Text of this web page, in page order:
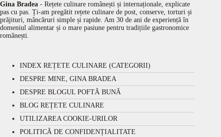
Gina Bradea - Rețete culinare românești și internaționale, explicate
pas cu pas. Ți-am pregătit rețete culinare de post, conserve, torturi și
prăjituri, mâncăruri simple și rapide. Am 30 de ani de experiență în
domeniul alimentar și o mare pasiune pentru tradițiile gastronomice
românești.
INDEX REȚETE CULINARE (CATEGORII)
DESPRE MINE, GINA BRADEA
DESPRE BLOGUL POFTĂ BUNĂ
BLOG REȚETE CULINARE
UTILIZAREA COOKIE-URILOR
POLITICĂ DE CONFIDENȚIALITATE